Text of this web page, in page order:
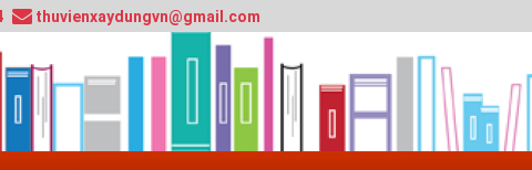
thuvienxaydungvn@gmail.com
2025, Khoa kỹ thuật hạ tầng và môi trường đô thị - Đại học Kiến trúc Hà Nội
thanh toán